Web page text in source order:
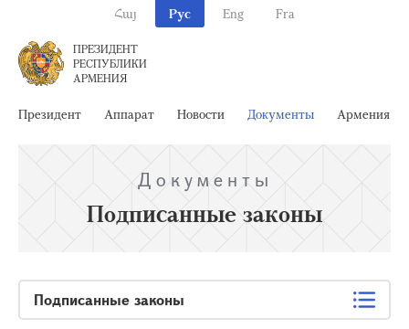
Հայ Рус Eng Fra
ПРЕЗИДЕНТ
РЕСПУБЛИКИ
АРМЕНИЯ
Президент Аппарат Новости Документы Армения
Документы
Подписанные законы
Подписанные законы